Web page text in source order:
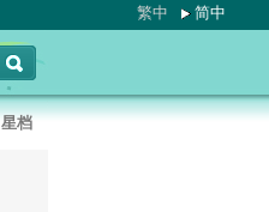
繁中 简中
星档